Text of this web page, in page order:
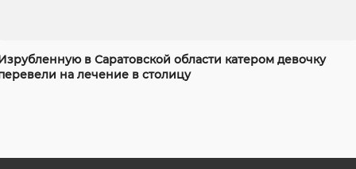
в Саратовской области катером девочку
на лечение в столицу